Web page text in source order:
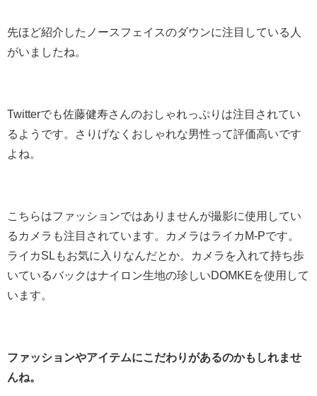
先ほど紹介したノースフェイスのダウンに注目している人
がいましたね。
Twitterでも佐藤健寿さんのおしゃれっぷりは注目されてい
るようです。さりげなくおしゃれな男性って評価高いです
よね。
こちらはファッションではありませんが撮影に使用してい
るカメラも注目されています。カメラはライカM‐Pです。
ライカSLもお気に入りなんだとか。カメラを入れて持ち歩
いているバックはナイロン生地の珍しいDOMKEを使用して
います。
ファッションやアイテムにこだわりがあるのかもしれませ
んね。